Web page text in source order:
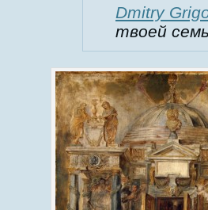
Dmitry
твоей